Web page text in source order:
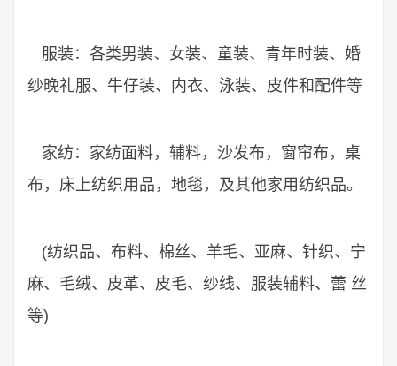
服装：各类男装、女装、童装、青年时装、婚
纱晚礼服、牛仔装、内衣、泳装、皮件和配件等
家纺：家纺面料，辅料，沙发布，窗帘布，桌
布，床上纺织用品，地毯，及其他家用纺织品。
(纺织品、布料、棉丝、羊毛、亚麻、针织、宁
麻、毛绒、皮革、皮毛、纱线、服装辅料、蕾 丝
等)